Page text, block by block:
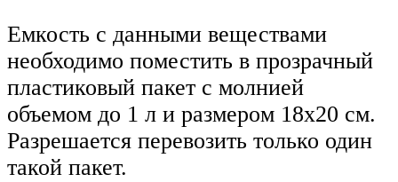
Емкость с данными веществами
необходимо поместить в прозрачный
пластиковый пакет с молнией
объемом до 1 л и размером 18х20 см.
Разрешается перевозить только один
такой пакет.